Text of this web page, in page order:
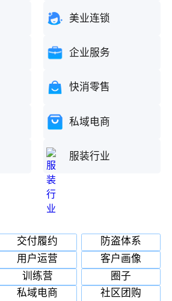
美业连锁
企业服务
快消零售
私域电商
服装行业
交付履约
防盗体系
用户运营
客户画像
训练营
圈子
私域电商
社区团购